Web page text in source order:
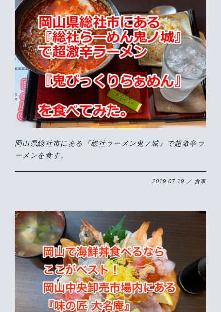
岡山県総社市にある『総社ラーメン鬼ノ城』で超激辛ラ
ーメンを食す。
2019.07.19 ／ 食事